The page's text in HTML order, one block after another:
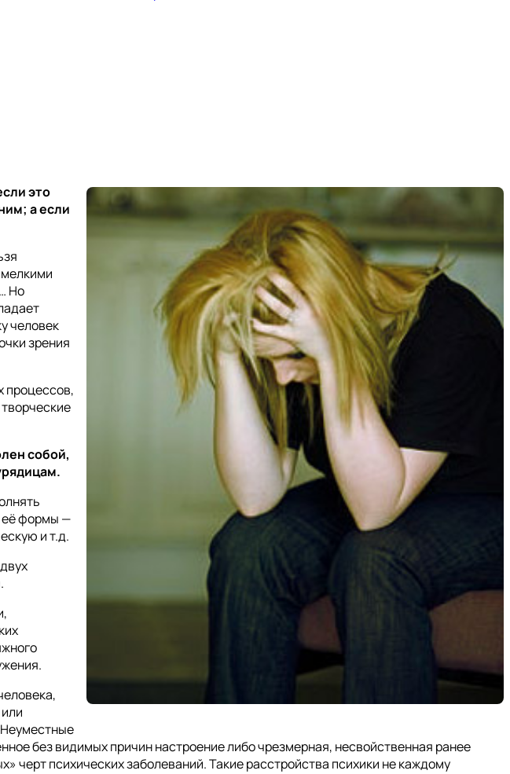
это
а если
Но
человек
зрения
процессов,
собой,
её формы —
и т.д.
без видимых причин настроение либо чрезмерная, несвойственная ранее
черт психических заболеваний. Такие расстройства психики не каждому